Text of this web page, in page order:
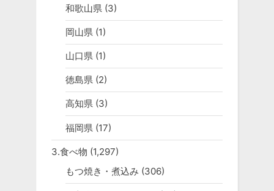
和歌山県 (3)
岡山県(1)
山口県(1)
徳島県(2)
高知県(3)
福岡県 (17)
3.食べ物 (1,297)
もつ焼き・煮込み (306)